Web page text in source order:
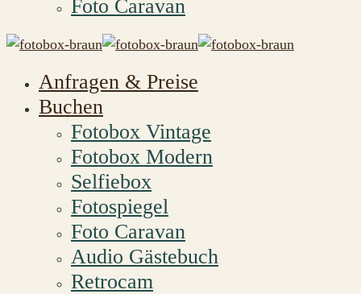
Foto Caravan
Anfragen & Preise
Buchen
Fotobox Vintage
Fotobox Modern
Selfiebox
Fotospiegel
Foto Caravan
Audio Gästebuch
Retrocam